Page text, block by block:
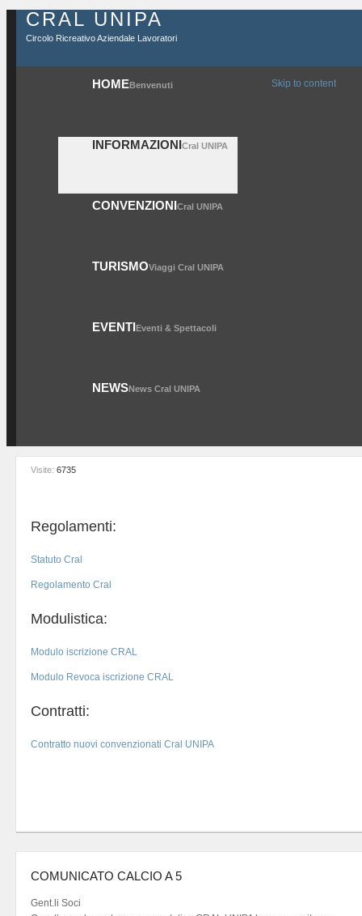
CRAL UNIPA
Circolo Ricreativo Aziendale Lavoratori
HOMEBenvenuti
INFORMAZIONICral UNIPA
CONVENZIONICral UNIPA
TURISMOViaggi Cral UNIPA
EVENTIEventi & Spettacoli
NEWSNews Cral UNIPA
Skip to content
Visite: 6735
Regolamenti:
Statuto Cral
Regolamento Cral
Modulistica:
Modulo iscrizione CRAL
Modulo Revoca iscrizione CRAL
Contratti:
Contratto nuovi convenzionati Cral UNIPA
COMUNICATO CALCIO A 5
Gent.li Soci